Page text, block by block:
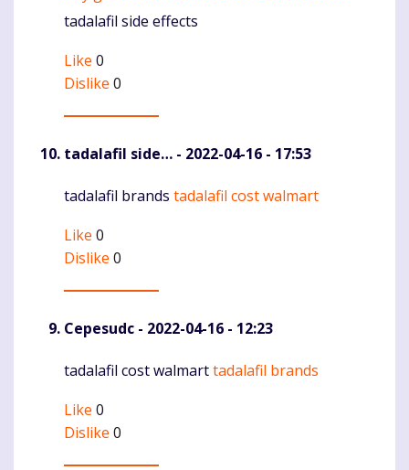
tadalafil side effects
Like 0
Dislike 0
tadalafil side… - 2022-04-16 - 17:53
Komentaras
tadalafil brands tadalafil cost walmart
Like 0
Dislike 0
Cepesudc - 2022-04-16 - 12:23
Komentaras
tadalafil cost walmarttadalafil brands
Like 0
Dislike 0